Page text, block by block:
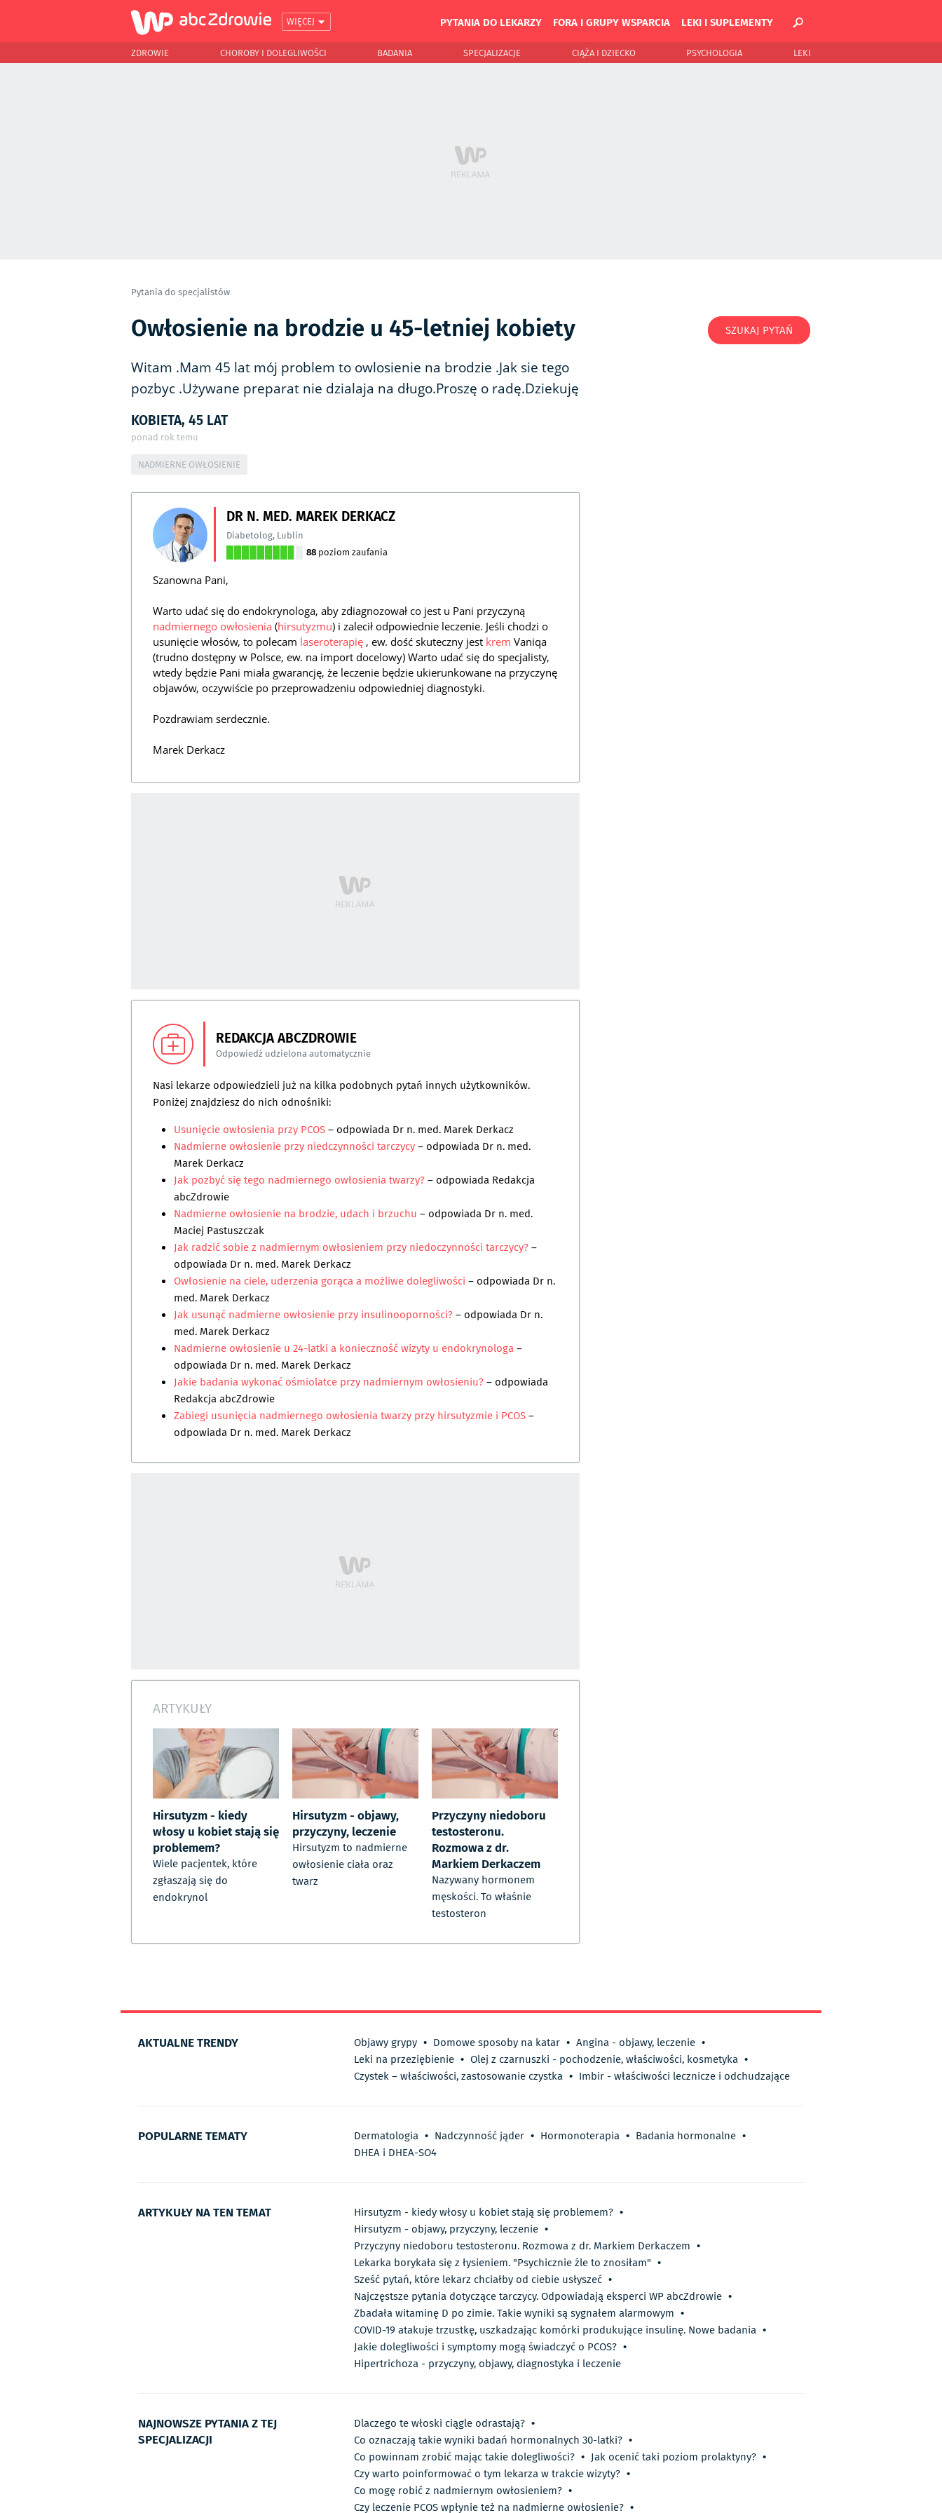
WIĘCEJ PYTANIA DO LEKARZY FORA I GRUPY WSPARCIA LEKI I SUPLEMENTY
ZDROWIE CHOROBY I DOLEGLIWOŚCI BADANIA SPECJALIZACJE CIĄŻA I DZIECKO PSYCHOLOGIA LEKI
Pytania do specjalistów
Owłosienie na brodzie u 45-letniej kobiety
Witam .Mam 45 lat mój problem to owlosienie na brodzie .Jak sie tego
pozbyc .Używane preparat nie dzialaja na długo.Proszę o radę.Dziekuję
KOBIETA, 45 LAT
ponad rok temu
NADMIERNE OWŁOSIENIE
DR N. MED. MAREK DERKACZ
Diabetolog, Lublin
88 poziom zaufania
Szanowna Pani,
Warto udać się do endokrynologa, aby zdiagnozował co jest u Pani przyczyną
nadmiernego owłosienia (hirsutyzmu) i zalecił odpowiednie leczenie. Jeśli chodzi o
usunięcie włosów, to polecam laseroterapię , ew. dość skuteczny jest krem Vaniqa
(trudno dostępny w Polsce, ew. na import docelowy) Warto udać się do specjalisty,
wtedy będzie Pani miała gwarancję, że leczenie będzie ukierunkowane na przyczynę
objawów, oczywiście po przeprowadzeniu odpowiedniej diagnostyki.
Pozdrawiam serdecznie.
Marek Derkacz
REDAKCJA ABCZDROWIE
Odpowiedź udzielona automatycznie
Nasi lekarze odpowiedzieli już na kilka podobnych pytań innych użytkowników.
Poniżej znajdziesz do nich odnośniki:
Usunięcie owłosienia przy PCOS– odpowiada Dr n. med. Marek Derkacz
Nadmierne owłosienie przy niedczynności tarczycy– odpowiada Dr n. med.
Marek Derkacz
Jak pozbyć się tego nadmiernego owłosienia twarzy?– odpowiada Redakcja
abcZdrowie
Nadmierne owłosienie na brodzie, udach i brzuchu – odpowiada Dr n. med.
Maciej Pastuszczak
Jak radzić sobie z nadmiernym owłosieniem przy niedoczynności tarczycy?–
odpowiada Dr n. med. Marek Derkacz
Owłosienie na ciele, uderzenia gorąca a możliwe dolegliwości – odpowiada Dr n.
med. Marek Derkacz
Jak usunąć nadmierne owłosienie przy insulinooporności?– odpowiada Dr n.
med. Marek Derkacz
Nadmierne owłosienie u 24-latki a konieczność wizyty u endokrynologa–
odpowiada Dr n. med. Marek Derkacz
Jakie badania wykonać ośmiolatce przy nadmiernym owłosieniu?– odpowiada
Redakcja abcZdrowie
Zabiegi usunięcia nadmiernego owłosienia twarzy przy hirsutyzmie i PCOS–
odpowiada Dr n. med. Marek Derkacz
ARTYKUŁY
Hirsutyzm - kiedy
włosy u kobiet stają się
problemem?
Wiele pacjentek, które
zgłaszają się do
endokrynol
Hirsutyzm - objawy,
przyczyny, leczenie
Hirsutyzm to nadmierne
owłosienie ciała oraz
twarz
Przyczyny niedoboru
testosteronu.
Rozmowa z dr.
Markiem Derkaczem
Nazywany hormonem
męskości. To właśnie
testosteron
SZUKAJ PYTAŃ
AKTUALNE TRENDY Objawy grypy • Domowe sposoby na katar • Angina - objawy, leczenie •
Leki na przeziębienie • Olej z czarnuszki - pochodzenie, właściwości, kosmetyka •
Czystek – właściwości, zastosowanie czystka • Imbir - właściwości lecznicze i odchudzające
POPULARNE TEMATY Dermatologia • Nadczynność jąder • Hormonoterapia • Badania hormonalne •
DHEA i DHEA-SO4
ARTYKUŁY NA TEN TEMAT Hirsutyzm - kiedy włosy u kobiet stają się problemem? •
Hirsutyzm - objawy, przyczyny, leczenie •
Przyczyny niedoboru testosteronu. Rozmowa z dr. Markiem Derkaczem •
Lekarka borykała się z łysieniem. "Psychicznie źle to znosiłam" •
Sześć pytań, które lekarz chciałby od ciebie usłyszeć •
Najczęstsze pytania dotyczące tarczycy. Odpowiadają eksperci WP abcZdrowie •
Zbadała witaminę D po zimie. Takie wyniki są sygnałem alarmowym •
COVID-19 atakuje trzustkę, uszkadzając komórki produkujące insulinę. Nowe badania •
Jakie dolegliwości i symptomy mogą świadczyć o PCOS? •
Hipertrichoza - przyczyny, objawy, diagnostyka i leczenie
NAJNOWSZE PYTANIA Z TEJ
SPECJALIZACJI
Dlaczego te włoski ciągle odrastają? •
Co oznaczają takie wyniki badań hormonalnych 30-latki? •
Co powinnam zrobić mając takie dolegliwości? • Jak ocenić taki poziom prolaktyny? •
Czy warto poinformować o tym lekarza w trakcie wizyty? •
Co mogę robić z nadmiernym owłosieniem? •
Czy leczenie PCOS wpłynie też na nadmierne owłosienie? •